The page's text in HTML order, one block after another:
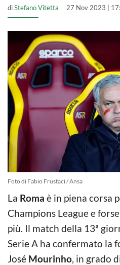
diStefano Vitetta 27 Nov 2023 |
Foto di Fabio Frustaci / Ansa
La Roma è in piena corsa
Champions League e
più. Il match della 13ª
Serie A ha confermato la
José Mourinho, in grado